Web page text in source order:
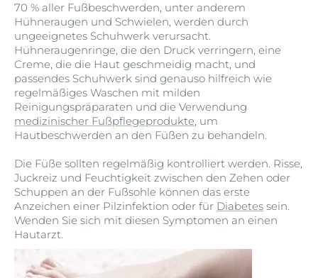
70 % aller Fußbeschwerden, unter anderem
Hühneraugen und Schwielen, werden durch
ungeeignetes Schuhwerk verursacht.
Hühneraugenringe, die den Druck verringern, eine
Creme, die die Haut geschmeidig macht, und
passendes Schuhwerk sind genauso hilfreich wie
regelmäßiges Waschen mit milden
Reinigungspräparaten und die Verwendung
medizinischer Fußpflegeprodukte, um
Hautbeschwerden an den Füßen zu behandeln.
Die Füße sollten regelmäßig kontrolliert werden. Risse,
Juckreiz und Feuchtigkeit zwischen den Zehen oder
Schuppen an der Fußsohle können das erste
Anzeichen einer Pilzinfektion oder für Diabetes sein.
Wenden Sie sich mit diesen Symptomen an einen
Hautarzt.